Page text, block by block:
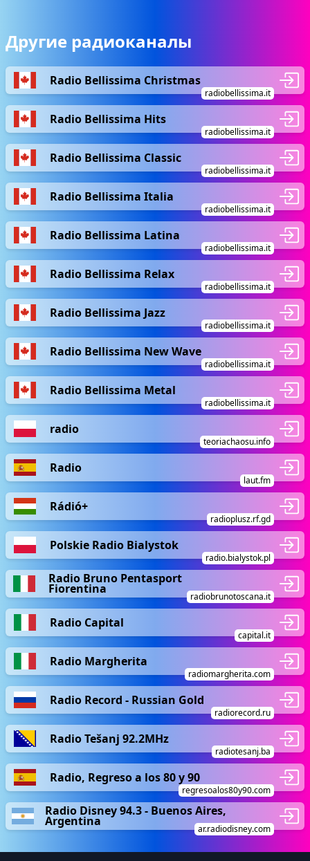
Другие радиоканалы
Radio Bellissima Christmas
radiobellissima.it
Radio Bellissima Hits
radiobellissima.it
Radio Bellissima Classic
radiobellissima.it
Radio Bellissima Italia
radiobellissima.it
Radio Bellissima Latina
radiobellissima.it
Radio Bellissima Relax
radiobellissima.it
Radio Bellissima Jazz
radiobellissima.it
Radio Bellissima New Wave
radiobellissima.it
Radio Bellissima Metal
radiobellissima.it
radio
teoriachaosu.info
Radio
laut.fm
Rádió+
radioplusz.rf.gd
Polskie Radio Bialystok
radio.bialystok.pl
Radio Bruno Pentasport
Fiorentina
radiobrunotoscana.it
Radio Capital
capital.it
Radio Margherita
radiomargherita.com
Radio Record - Russian Gold
radiorecord.ru
Radio Tešanj 92.2MHz
radiotesanj.ba
Radio, Regreso a los 80 y 90
regresoalos80y90.com
Radio Disney 94.3 - Buenos Aires,
Argentina
ar.radiodisney.com